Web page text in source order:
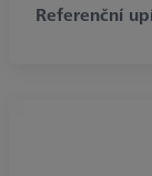
Referenční